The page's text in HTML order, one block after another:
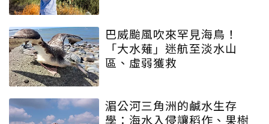
巴威颱風吹來罕見海鳥！
「大水薙」迷航至淡水山
區、虛弱獲救
湄公河三角洲的鹹水生存
學：海水入侵讓稻作、果樹